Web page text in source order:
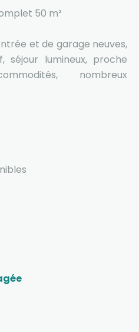
50 m²
et de garage neuves,
séjour lumineux, proche
nombreux